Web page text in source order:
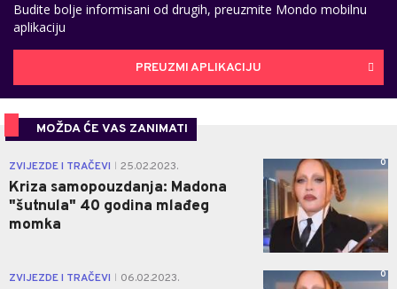
Budite bolje informisani od drugih, preuzmite Mondo mobilnu
aplikaciju
PREUZMI APLIKACIJU
MOŽDA ĆE VAS ZANIMATI
ZVIJEZDE I TRAČEVI 25.02.2023.
Kriza samopouzdanja: Madona
"šutnula" 40 godina mlađeg
momka
0
ZVIJEZDE I TRAČEVI 06.02.2023. 0